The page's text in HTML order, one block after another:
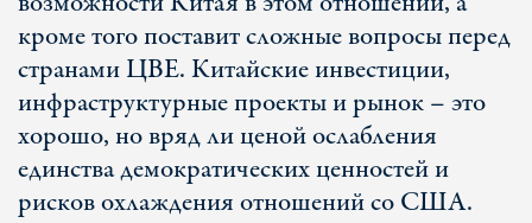
кроме того поставит сложные вопросы перед
странами ЦВЕ. Китайские инвестиции,
инфраструктурные проекты и рынок – это
хорошо, но вряд ли ценой ослабления
единства демократических ценностей и
рисков охлаждения отношений со США.